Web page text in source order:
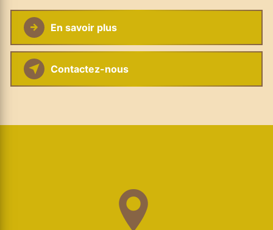
En savoir plus
Contactez-nous